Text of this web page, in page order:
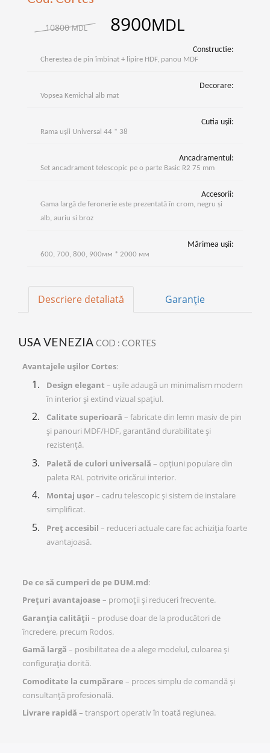
10800MDL 8900MDL
Constructie:
Cherestea de pin îmbinat + lipire HDF, panou MDF
Decorare:
Vopsea Kemichal alb mat
Cutia ușii:
Rama ușii Universal 44 * 38
Ancadramentul:
Set ancadrament telescopic pe o parte Basic R2 75 mm
Accesorii:
Gama largă de feronerie este prezentată în crom, negru și
alb, auriu si broz
Mărimea ușii:
600, 700, 800, 900мм * 2000 мм
Descriere detaliată Garanție
USA VENEZIA COD : CORTES
Avantajele ușilor Cortes:
Design elegant – ușile adaugă un minimalism modern
în interior și extind vizual spațiul.
Calitate superioară – fabricate din lemn masiv de pin
și panouri MDF/HDF, garantând durabilitate și
rezistență.
Paletă de culori universală – opțiuni populare din
paleta RAL potrivite oricărui interior.
Montaj ușor– cadru telescopic și sistem de instalare
simplificat.
Preț accesibil – reduceri actuale care fac achiziția foarte
avantajoasă.
De ce să cumperi de pe DUM.md:
Prețuri avantajoase – promoții și reduceri frecvente.
Garanția calității – produse doar de la producători de
încredere, precum Rodos.
Gamă largă – posibilitatea de a alege modelul, culoarea și
configurația dorită.
Comoditate la cumpărare – proces simplu de comandă și
consultanță profesională.
Livrare rapidă – transport operativ în toată regiunea.